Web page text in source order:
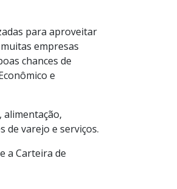
para aproveitar
empresas
chances de
e
alimentação,
de varejo e serviços.
a Carteira de